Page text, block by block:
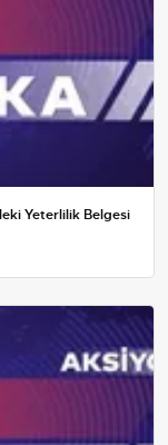
Yeterlilik Belgesi